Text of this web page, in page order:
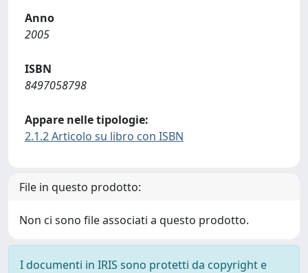
Anno
2005
ISBN
8497058798
Appare nelle tipologie:
2.1.2 Articolo su libro con ISBN
File in questo prodotto:
Non ci sono file associati a questo prodotto.
I documenti in IRIS sono protetti da copyright e